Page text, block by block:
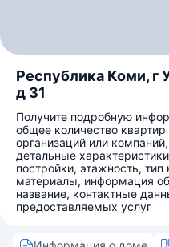
Республика Коми, г
д 31
Получите подробную
общее количество
организаций или
детальные
постройки, этажность,
материалы, информация
название, контактные
предоставляемых услуг